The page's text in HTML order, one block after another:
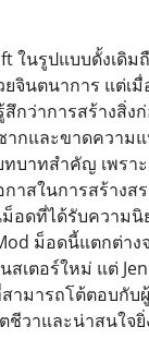
ในรูปแบบดั้งเดิ
จินตนาการ แต่เมื่
กว่าการสร้างสิ่ง
ากและขาดควา
ทบาทสำคัญ เพรา
าสในการสร้างส
อดที่ได้รับความ
ม็อดนี้แตกต่าง
เตอร์ใหม่ แต่
ามารถโต้ตอบกับ
ชีวาและน่าสนใจ